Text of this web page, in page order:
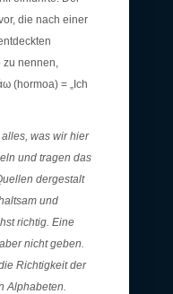
die nach einer
zu nennen,
(hormoa) = „Ich
was wir hier
und tragen das
dergestalt
und
richtig. Eine
nicht geben.
Richtigkeit der
Alphabeten.